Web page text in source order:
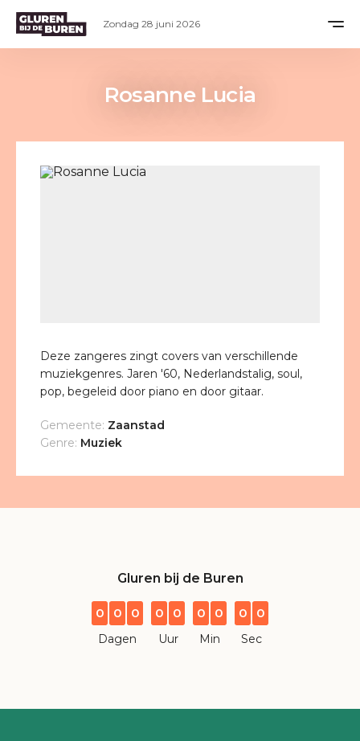
Rosanne Lucia
Deze zangeres zingt covers van verschillende
muziekgenres. Jaren '60, Nederlandstalig, soul,
pop, begeleid door piano en door gitaar.
Gemeente: Zaanstad
Genre: Muziek
Gluren bij de Buren
0 0 0
Dagen
0 0
Uur
0 0
Min
0 0
Sec
Zondag 28 juni 2026